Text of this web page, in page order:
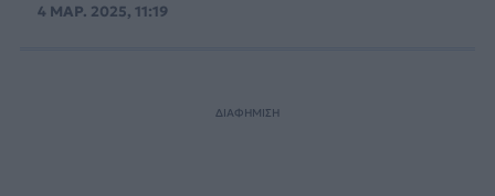
4 ΜΑΡ. 2025, 11:19
ΔΙΑΦΗΜΙΣΗ